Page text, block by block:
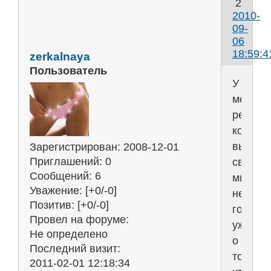
2
2010-
09-
06
zerkalnaya
Пользователь
Зарегистрирован: 2008-12-01
Приглашений: 0
Сообщений: 6
Уважение: [+0/-0]
Позитив: [+0/-0]
Провел на форуме:
Не определено
Последний визит:
2011-02-01 12:18:34
У
меня
редко
когда
не
говоря
уж
о
том,